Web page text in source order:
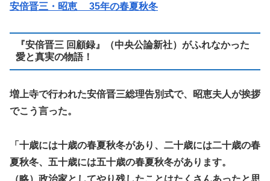
安倍晋三・昭恵 35年の春夏秋冬
『安倍晋三 回顧録』（中央公論新社）がふれなかった
愛と真実の物語！
増上寺で行われた安倍晋三総理告別式で、昭恵夫人が挨拶
でこう言った。
「十歳には十歳の春夏秋冬があり、二十歳には二十歳の春
夏秋冬、五十歳には五十歳の春夏秋冬があります。
（略）政治家としてやり残したことはたくさんあったと思